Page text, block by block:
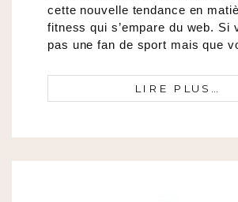
cette nouvelle tendance en
fitness qui s’empare du web. Si
pas une fan de sport mais que
LIRE PLUS…